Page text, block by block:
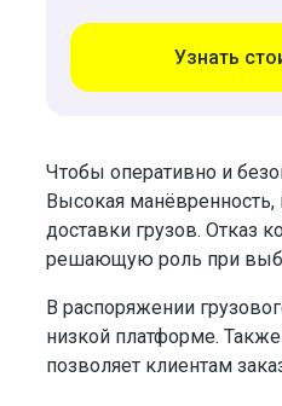
Узнать
Чтобы оперативно и
Высокая
доставки грузов. Отказ
решающую роль при
В распоряжении
низкой платформе.
позволяет клиентам